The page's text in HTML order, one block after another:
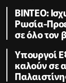
ΒΙΝΤΕΟ:
Ρωσία-
σε όλο τον
Υπουργοί
καλούν σε